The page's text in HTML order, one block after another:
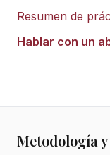
Resumen de
Hablar con un
Metodología